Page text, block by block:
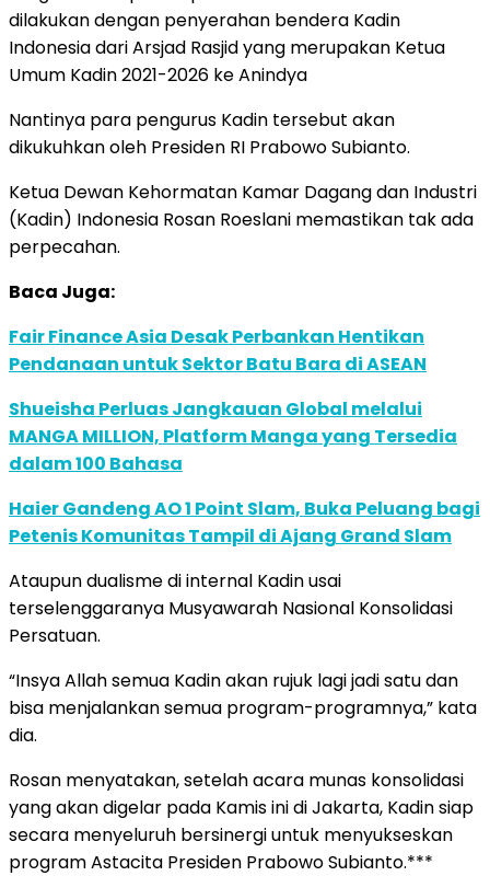
dilakukan dengan penyerahan bendera Kadin
Indonesia dari Arsjad Rasjid yang merupakan Ketua
Umum Kadin 2021-2026 ke Anindya
Nantinya para pengurus Kadin tersebut akan
dikukuhkan oleh Presiden RI Prabowo Subianto.
Ketua Dewan Kehormatan Kamar Dagang dan Industri
(Kadin) Indonesia Rosan Roeslani memastikan tak ada
perpecahan.
Baca Juga:
Fair Finance Asia Desak Perbankan Hentikan
Pendanaan untuk Sektor Batu Bara di ASEAN
Shueisha Perluas Jangkauan Global melalui
MANGA MILLION, Platform Manga yang Tersedia
dalam 100 Bahasa
Haier Gandeng AO 1 Point Slam, Buka Peluang bagi
Petenis Komunitas Tampil di Ajang Grand Slam
Ataupun dualisme di internal Kadin usai
terselenggaranya Musyawarah Nasional Konsolidasi
Persatuan.
“Insya Allah semua Kadin akan rujuk lagi jadi satu dan
bisa menjalankan semua program-programnya,” kata
dia.
Rosan menyatakan, setelah acara munas konsolidasi
yang akan digelar pada Kamis ini di Jakarta, Kadin siap
secara menyeluruh bersinergi untuk menyukseskan
program Astacita Presiden Prabowo Subianto.***